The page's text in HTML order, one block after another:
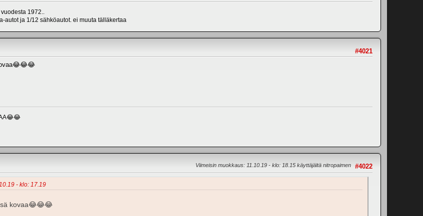
1972..
autot ja 1/12 sähköautot. ei muuta tälläkertaa
#4021
#4022
Viimeisin muokkaus: 11.10.19 - klo: 18.15 käyttäjältä nitropaimen
- klo: 17.19
kovaa😂😂😂